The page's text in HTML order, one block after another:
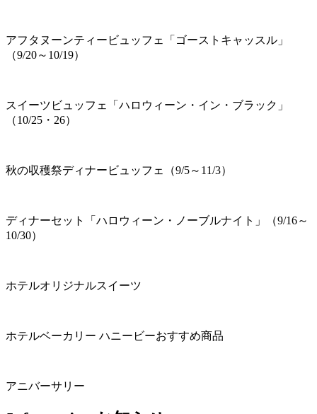
アフタヌーンティービュッフェ「ゴーストキャッスル」
（9/20～10/19）
スイーツビュッフェ「ハロウィーン・イン・ブラック」
（10/25・26）
秋の収穫祭ディナービュッフェ（9/5～11/3）
ディナーセット「ハロウィーン・ノーブルナイト」（9/16～
10/30）
ホテルオリジナルスイーツ
ホテルベーカリー ハニービーおすすめ商品
アニバーサリー